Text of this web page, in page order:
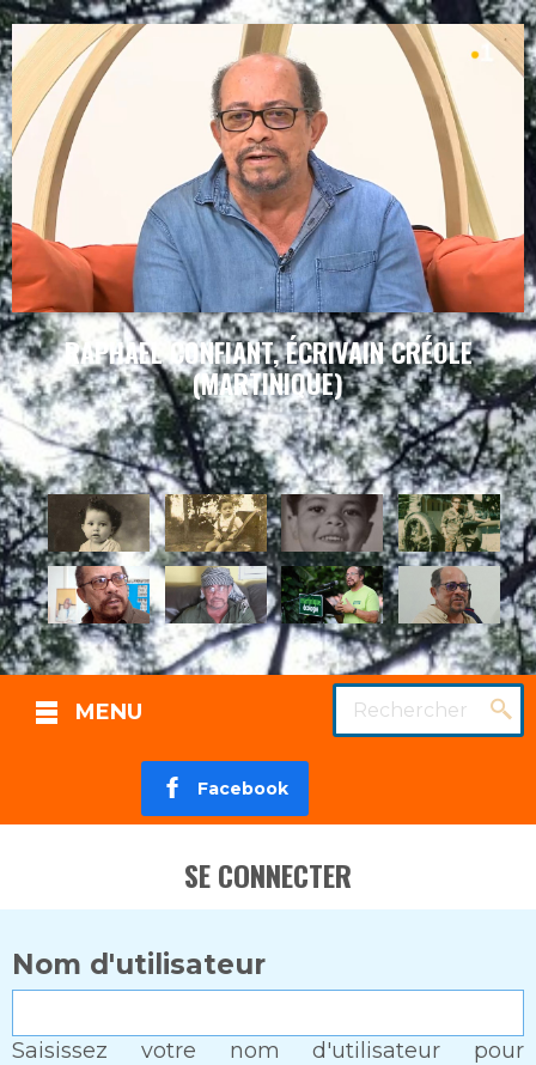
RAPHAEL CONFIANT, ÉCRIVAIN CRÉOLE
(MARTINIQUE)
MENU Rechercher
Facebook
SE CONNECTER
Nom d'utilisateur
Saisissez votre nom d'utilisateur pour